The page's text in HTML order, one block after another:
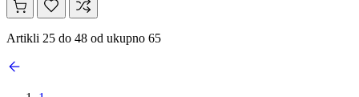
Artikli 25 do 48 od ukupno 65